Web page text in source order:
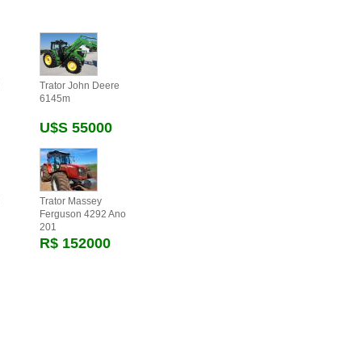
Trator John Deere
6145m
U$s 55000
Trator Massey
Ferguson 4292 Ano
201
R$ 152000